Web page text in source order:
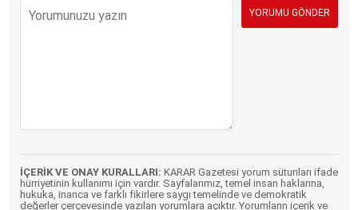
İÇERİK VE ONAY KURALLARI: KARAR Gazetesi yorum sütunları ifade
hürriyetinin kullanımı için vardır. Sayfalarımız, temel insan haklarına,
hukuka, inanca ve farklı fikirlere saygı temelinde ve demokratik
değerler çerçevesinde yazılan yorumlara açıktır. Yorumların içerik ve